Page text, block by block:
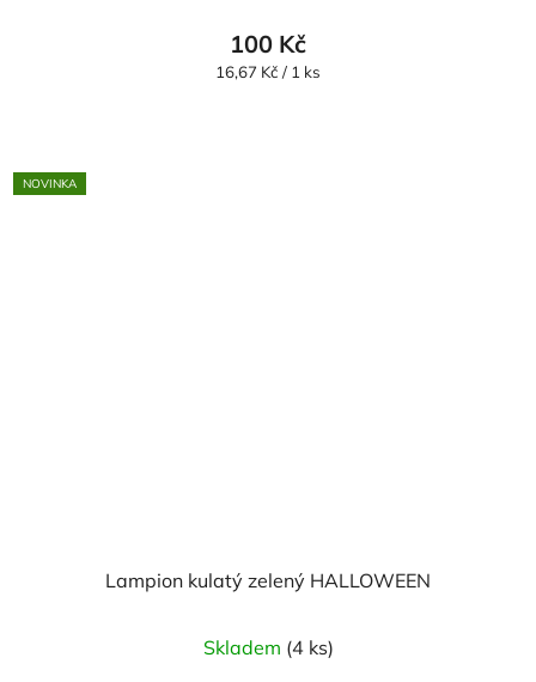
100 Kč
Měrná
16,67 Kč / 1 ks
NOVINKA
Lampion kulatý zelený HALLOWEEN
Skladem (4 ks)